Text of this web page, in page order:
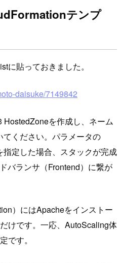
テンプ
に貼っておきました。
daisuke/7149842
を作成し、ネーム
ください。パラメータの
指定した場合、スタックが完成
バランサ（Frontend）に繋が
）にはApacheをインストー
けです。一応、AutoScaling体
です。